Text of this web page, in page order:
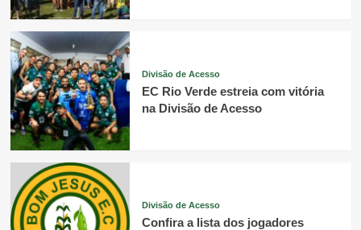
Divisão de Acesso
EC Rio Verde estreia com vitória
na Divisão de Acesso
Divisão de Acesso
Confira a lista dos jogadores